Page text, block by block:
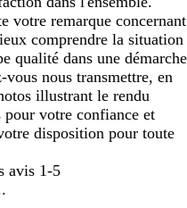
votre remarque concernant
comprendre la situation
qualité dans une démarche
nous transmettre, en
illustrant le rendu
pour votre confiance et
disposition pour toute
avis 1-5